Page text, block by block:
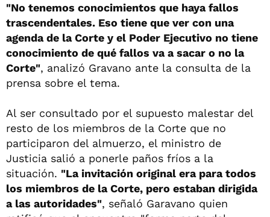
"No tenemos conocimientos que haya fallos
trascendentales. Eso tiene que ver con una
agenda de la Corte y el Poder Ejecutivo no tiene
conocimiento de qué fallos va a sacar o no la
Corte", analizó Gravano ante la consulta de la
prensa sobre el tema.
Al ser consultado por el supuesto malestar del
resto de los miembros de la Corte que no
participaron del almuerzo, el ministro de
Justicia salió a ponerle paños fríos a la
situación. "La invitación original era para todos
los miembros de la Corte, pero estaban dirigida
a las autoridades", señaló Garavano quien